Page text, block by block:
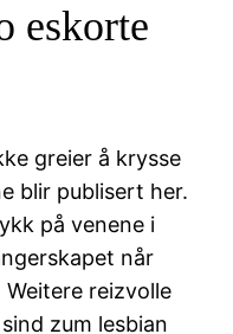
eskorte
greier å krysse
blir publisert her.
på venene i
når
reizvolle
zum lesbian